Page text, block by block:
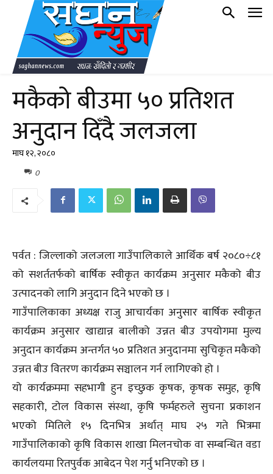
मकैको बीउमा ५० प्रतिशत
अनुदान दिँदै जलजला
माघ १२, २०८०
0
पर्वत : जिल्लाको जलजला गाउँपालिकाले आर्थिक बर्ष २०८०÷८१
को सशर्ततर्फको बार्षिक स्वीकृत कार्यक्रम अनुसार मकैको बीउ
उत्पादनको लागि अनुदान दिने भएको छ ।
गाउँपालिकाका अध्यक्ष राजु आचार्यका अनुसार बार्षिक स्वीकृत
कार्यक्रम अनुसार खाद्यान्न बालीको उन्नत बीउ उपयोगमा मुल्य
अनुदान कार्यक्रम अन्तर्गत ५० प्रतिशत अनुदानमा सुचिकृत मकैको
उन्नत बीउ वितरण कार्यक्रम सञ्चालन गर्न लागिएको हो ।
यो कार्यक्रममा सहभागी हुन इच्छुक कृषक, कृषक समुह, कृषि
सहकारी, टोल विकास संस्था, कृषि फर्महरुले सुचना प्रकाशन
भएको मितिले १५ दिनभित्र अर्थात् माघ २५ गते भित्रमा
गाउँपालिकाको कृषि विकास शाखा मिलनचोक वा सम्बन्धित वडा
कार्यलयमा रितपुर्वक आबेदन पेश गर्नु भनिएको छ ।